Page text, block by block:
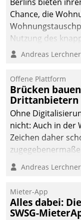
Chance, die
Nutzung des
Anwendungsfall
Unternehmen.
Andreas Lerchner
Offene Plattform
Brücken
Drittanbietern
Ohne
nicht: Auch in der
Zeichen daher
Branchen.
Andreas Lerchner
Mieter-App
Alles dabei:
SWSG-